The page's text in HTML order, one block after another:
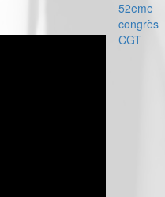
52eme
congrès
CGT